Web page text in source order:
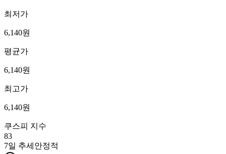
최저가
6,140원
평균가
6,140원
최고가
6,140원
쿠스피 지수
83
7일 추세 안정적